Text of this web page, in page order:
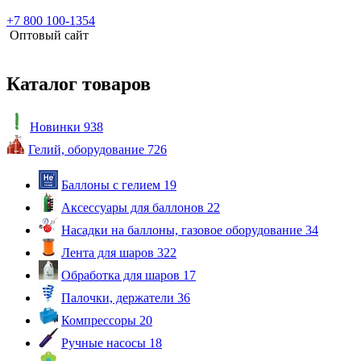
+7 800 100-1354
Оптовый сайт
Каталог товаров
Новинки 938
Гелий, оборудование 726
Баллоны с гелием 19
Аксессуары для баллонов 22
Насадки на баллоны, газовое оборудование 34
Лента для шаров 322
Обработка для шаров 17
Палочки, держатели 36
Компрессоры 20
Ручные насосы 18